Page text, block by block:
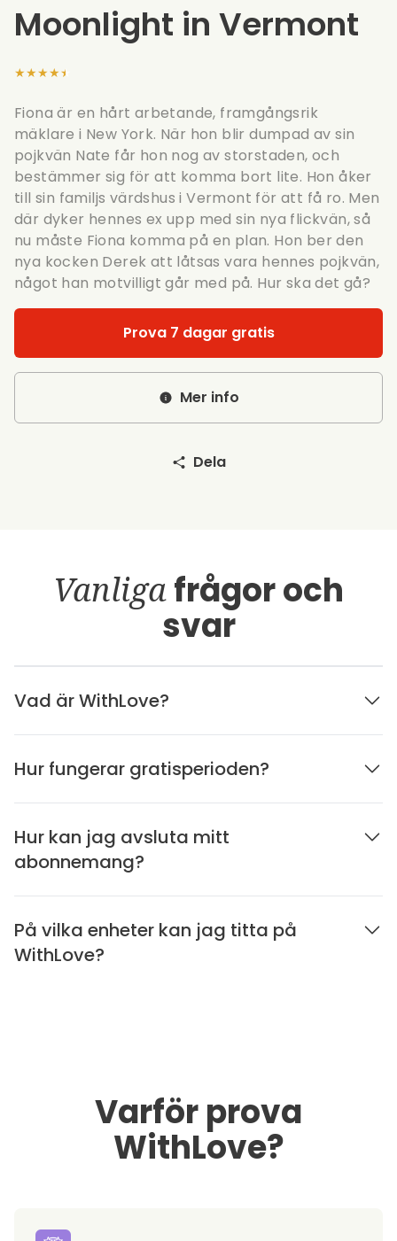
Moonlight in Vermont
★★★★★
Fiona är en hårt arbetande, framgångsrik
mäklare i New York. När hon blir dumpad av sin
pojkvän Nate får hon nog av storstaden, och
bestämmer sig för att komma bort lite. Hon åker
till sin familjs värdshus i Vermont för att få ro. Men
där dyker hennes ex upp med sin nya flickvän, så
nu måste Fiona komma på en plan. Hon ber den
nya kocken Derek att låtsas vara hennes pojkvän,
något han motvilligt går med på. Hur ska det gå?
Prova 7 dagar gratis
Mer info
Dela
Vanligafrågor och
svar
Vad är WithLove?
Hur fungerar gratisperioden?
Hur kan jag avsluta mitt
abonnemang?
På vilka enheter kan jag titta på
WithLove?
Varför prova
WithLove?